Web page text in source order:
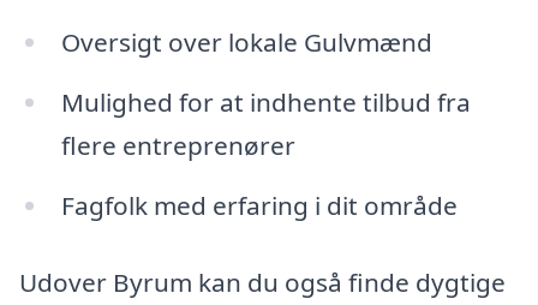
Oversigt over lokale Gulvmænd
Mulighed for at indhente tilbud fra
flere entreprenører
Fagfolk med erfaring i dit område
Udover Byrum kan du også finde dygtige